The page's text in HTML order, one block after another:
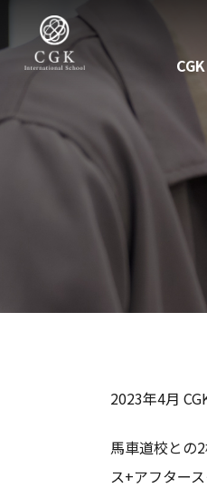
2023年4月
馬車道校との
ス+アフター